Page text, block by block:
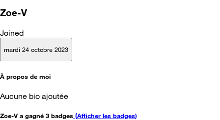
Zoe-V
Joined
mardi 24 octobre 2023
À propos de moi
Aucune bio ajoutée
Zoe-V a gagné 3 badges (Afficher les badges)